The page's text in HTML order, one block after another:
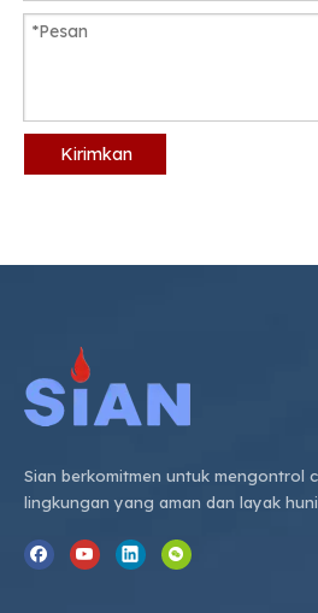
Kirimkan
Sian berkomitmen untuk mengontrol
lingkungan yang aman dan layak